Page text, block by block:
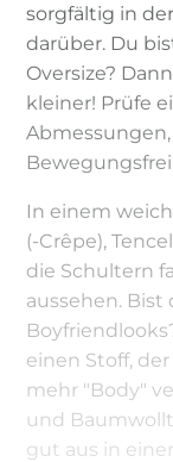
sorgfältig in
darüber. Du
Oversize?
kleiner! Prüfe
In einem
(-Crêpe),
die Schultern
aussehen. Bist
einen Stoff,
mehr "Body"
und
gut aus in